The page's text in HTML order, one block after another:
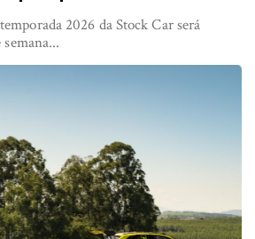
2026 da Stock Car será